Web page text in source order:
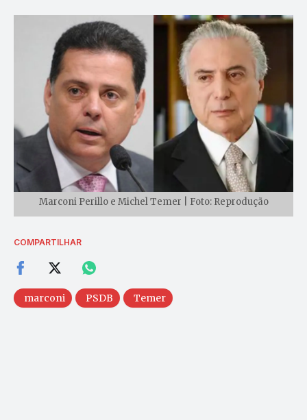
Marconi Perillo e Michel Temer | Foto: Reprodução
COMPARTILHAR
marconi PSDB Temer